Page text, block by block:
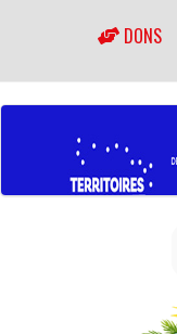
DONS